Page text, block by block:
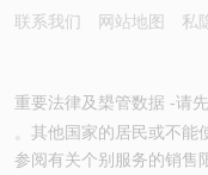
联系我们 网站地图 私
重要法律及槼管数据 -请
。其他国家的居民或不能
参阅有关个别服务的销售